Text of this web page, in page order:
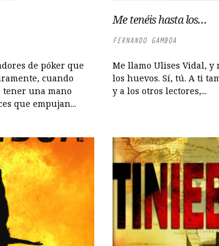
de póker que
cuando
tener una mano
que empujan...
Me tenéis hasta los…
FERNANDO GAMBOA
Me llamo Ulises Vidal, y
los huevos. Sí, tú. A ti
y a los otros lectores,...